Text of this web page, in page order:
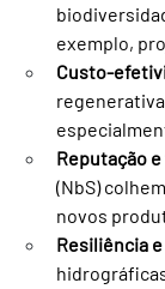
exemplo,
Custo-
Reputação
(NbS)
novos
Resiliência